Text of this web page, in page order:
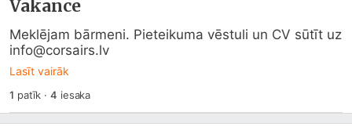
Vakance
Meklējam bārmeni. Pieteikuma vēstuli un CV sūtīt uz
info@corsairs.lv
Lasīt vairāk
1 patīk ·4 iesaka